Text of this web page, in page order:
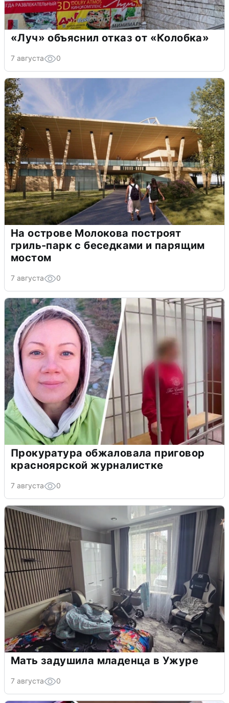
«Луч» объяснил отказ от «Колобка»
7 августа 0
На острове Молокова построят
гриль-парк с беседками и парящим
мостом
7 августа 0
Прокуратура обжаловала приговор
красноярской журналистке
7 августа 0
Мать задушила младенца в Ужуре
7 августа 0